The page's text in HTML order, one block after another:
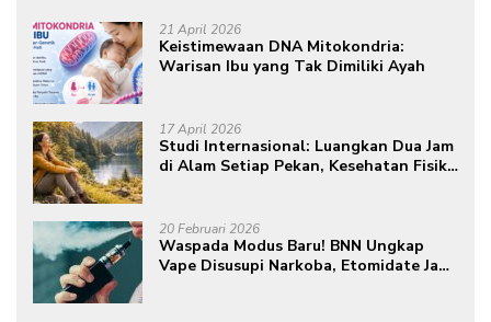
21 April 2026
Keistimewaan DNA Mitokondria:
Warisan Ibu yang Tak Dimiliki Ayah
17 April 2026
Studi Internasional: Luangkan Dua Jam
di Alam Setiap Pekan, Kesehatan Fisik
20 Februari 2026
Waspada Modus Baru! BNN Ungkap
Vape Disusupi Narkoba, Etomidate Jadi